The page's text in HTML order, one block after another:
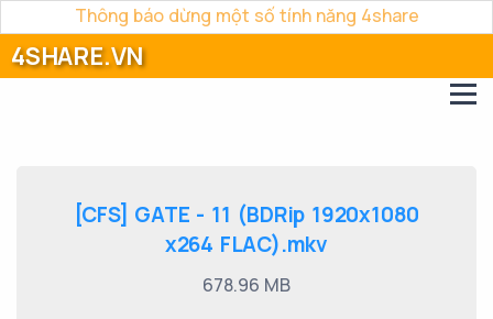
Thông báo dừng một số tính năng 4share
4SHARE.VN
[CFS] GATE - 11 (BDRip 1920x1080
x264 FLAC).mkv
678.96 MB